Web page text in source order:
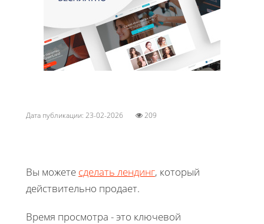
Дата публикации: 23-02-2026 209
Вы можете сделать лендинг, который
действительно продает.
Время просмотра - это ключевой